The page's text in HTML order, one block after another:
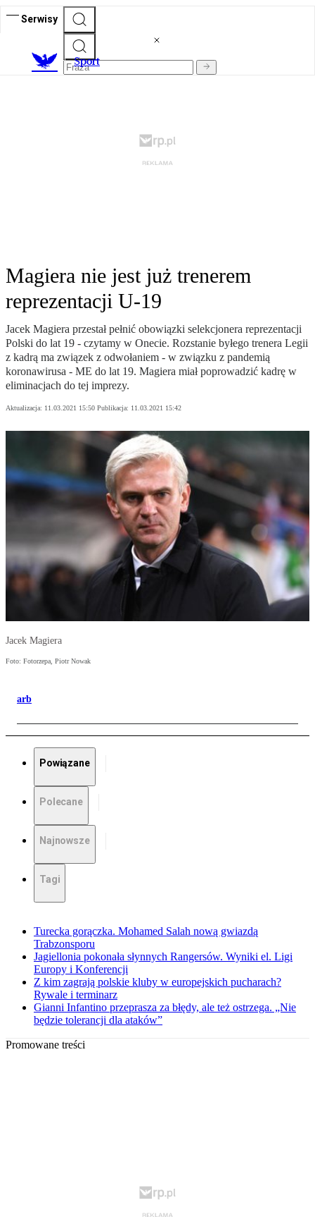
Serwisy
Sport
Magiera nie jest już trenerem
reprezentacji U-19
Jacek Magiera przestał pełnić obowiązki selekcjonera reprezentacji
Polski do lat 19 - czytamy w Onecie. Rozstanie byłego trenera Legii
z kadrą ma związek z odwołaniem - w związku z pandemią
koronawirusa - ME do lat 19. Magiera miał poprowadzić kadrę w
eliminacjach do tej imprezy.
Aktualizacja: 11.03.2021 15:50 Publikacja: 11.03.2021 15:42
Jacek Magiera
Foto: Fotorzepa, Piotr Nowak
arb
Powiązane
Polecane
Najnowsze
Tagi
Turecka gorączka. Mohamed Salah nową gwiazdą
Trabzonsporu
Jagiellonia pokonała słynnych Rangersów. Wyniki el. Ligi
Europy i Konferencji
Z kim zagrają polskie kluby w europejskich pucharach?
Rywale i terminarz
Gianni Infantino przeprasza za błędy, ale też ostrzega. „Nie
będzie tolerancji dla ataków”
Promowane treści